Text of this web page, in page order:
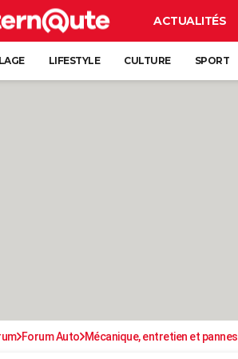
ACTUALITÉS
LIFESTYLE CULTURE SPORT
Forum Auto Mécanique, entretien et pannes